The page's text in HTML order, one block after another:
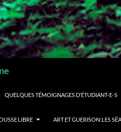
QUELQUES TÉMOIGNAGES D’ÉTUDIANT-E-S
LIBRE ART ET GUERISON:LES